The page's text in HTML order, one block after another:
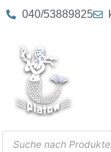
040/53889825